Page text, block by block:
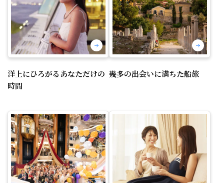
洋上にひろがるあなただけの
時間
幾多の出会いに満ちた船旅